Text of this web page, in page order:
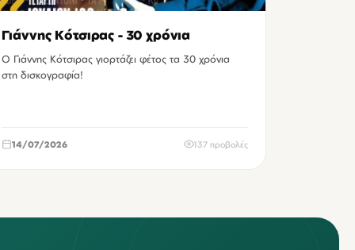
Γιάννης Κότσιρας - 30 χρόνια
Ο Γιάννης Κότσιρας γιορτάζει φέτος τα 30 χρόνια
στη δισκογραφία!
14/07/2026 137 προβολές